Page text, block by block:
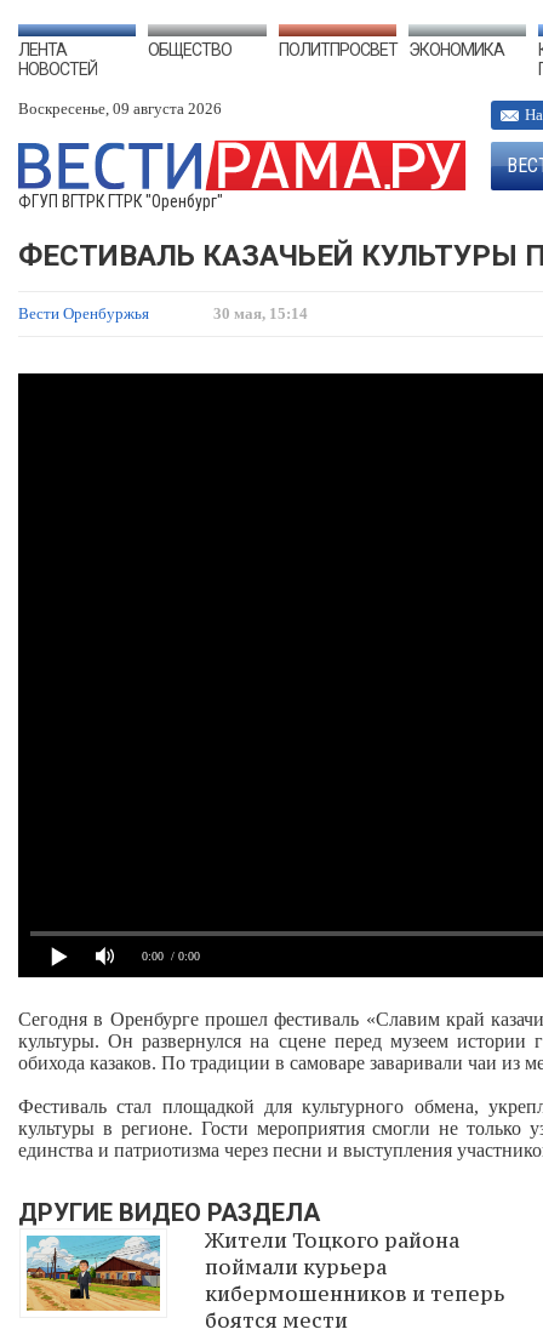
ЛЕНТА
НОВОСТЕЙ
ОБЩЕСТВО ПОЛИТПРОСВЕТ ЭКОНОМИКА
Воскресенье, 09 августа 2026
ФГУП ВГТРК ГТРК "Оренбург"
ФЕСТИВАЛЬ КАЗАЧЬЕЙ КУЛЬТУРЫ
Вести Оренбуржья 30 мая, 15:14
0:00 / 0:00
Сегодня в Оренбурге прошел фестиваль «Славим край
культуры. Он развернулся на сцене перед музеем истории
обихода казаков. По традиции в самоваре заваривали чаи из
Фестиваль стал площадкой для культурного обмена,
культуры в регионе. Гости мероприятия смогли не только
единства и патриотизма через песни и выступления
ДРУГИЕ ВИДЕО РАЗДЕЛА
Жители Тоцкого района
поймали курьера
кибермошенников и теперь
боятся мести